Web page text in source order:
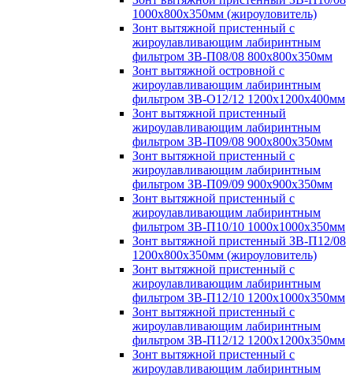
1000х800х350мм (жироуловитель)
Зонт вытяжной пристенный с
жироулавливающим лабиринтным
фильтром ЗВ-П08/08 800х800х350мм
Зонт вытяжной островной с
жироулавливающим лабиринтным
фильтром ЗВ-О12/12 1200х1200х400мм
Зонт вытяжной пристенный
жироулавливающим лабиринтным
фильтром ЗВ-П09/08 900х800х350мм
Зонт вытяжной пристенный с
жироулавливающим лабиринтным
фильтром ЗВ-П09/09 900х900х350мм
Зонт вытяжной пристенный с
жироулавливающим лабиринтным
фильтром ЗВ-П10/10 1000х1000х350мм
Зонт вытяжной пристенный ЗВ-П12/08
1200х800х350мм (жироуловитель)
Зонт вытяжной пристенный с
жироулавливающим лабиринтным
фильтром ЗВ-П12/10 1200х1000х350мм
Зонт вытяжной пристенный с
жироулавливающим лабиринтным
фильтром ЗВ-П12/12 1200х1200х350мм
Зонт вытяжной пристенный с
жироулавливающим лабиринтным